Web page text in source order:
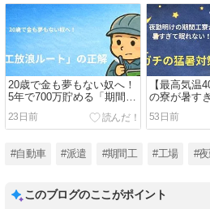
20歳で金も夢もない奴へ！
5年で700万貯める「期間工
放浪ルート」の正解
23日前
【最高気温
の寮が暑す
工場現役が
猛暑・睡眠対
53日前
#自動車 #派遣 #期間工 #工場 #
このブログのここがポイント